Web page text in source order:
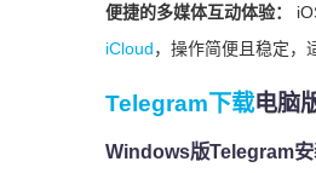
便捷的多媒体互动体验：
iCloud，操作简便且稳定，
Telegram下载电脑
Windows版Telegram